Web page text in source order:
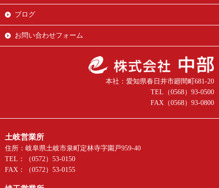
ブログ
お問い合わせフォーム
本社：愛知県春日井市廻間町681-20
TEL（0568）93-0500
FAX（0568）93-0800
土岐営業所
住所：岐阜県土岐市泉町定林寺字園戸959-40
TEL：（0572）53-0150
FAX：（0572）53-0155